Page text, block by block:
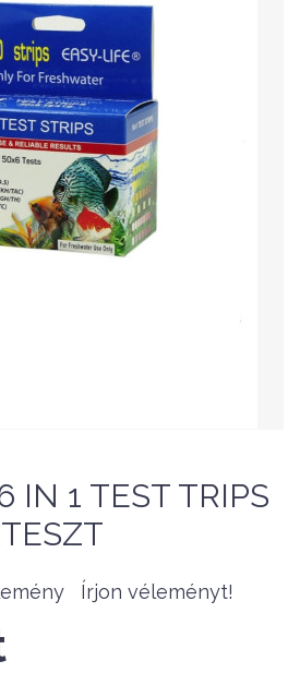
IN 1 TEST TRIPS
Írjon véleményt!